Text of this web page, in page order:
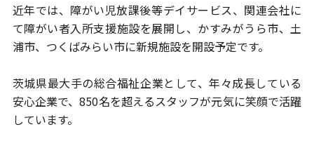
近年では、障がい児放課後等デイサービス、関連会社に
て障がい者入所支援施設を展開し、かすみがうら市、土
浦市、つくばみらい市に新規施設を開設予定です。
茨城県最大手の総合福祉企業として、年々成長している
安心企業で、850名を超えるスタッフが元気に笑顔で活躍
しています。